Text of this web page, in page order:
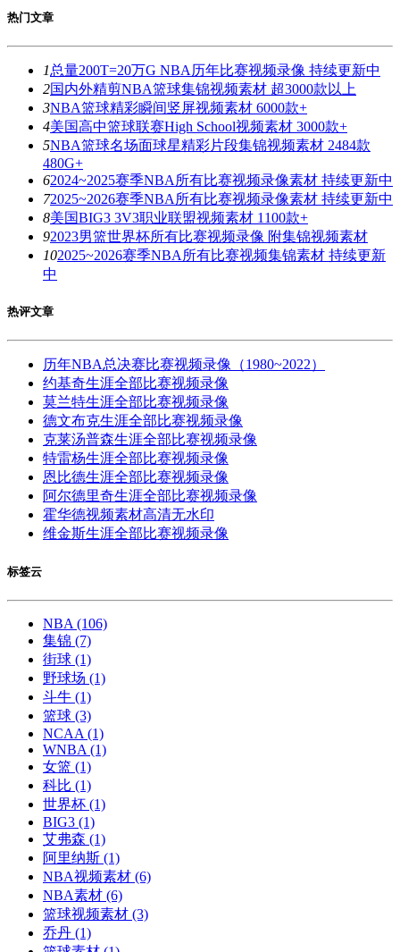
热门文章
1总量200T=20万G NBA历年比赛视频录像 持续更新中
2国内外精剪NBA篮球集锦视频素材 超3000款以上
3NBA篮球精彩瞬间竖屏视频素材 6000款+
4美国高中篮球联赛High School视频素材 3000款+
5NBA篮球名场面球星精彩片段集锦视频素材 2484款
480G+
62024~2025赛季NBA所有比赛视频录像素材 持续更新中
72025~2026赛季NBA所有比赛视频录像素材 持续更新中
8美国BIG3 3V3职业联盟视频素材 1100款+
92023男篮世界杯所有比赛视频录像 附集锦视频素材
102025~2026赛季NBA所有比赛视频集锦素材 持续更新
中
热评文章
历年NBA总决赛比赛视频录像（1980~2022）
约基奇生涯全部比赛视频录像
莫兰特生涯全部比赛视频录像
德文布克生涯全部比赛视频录像
克莱汤普森生涯全部比赛视频录像
特雷杨生涯全部比赛视频录像
恩比德生涯全部比赛视频录像
阿尔德里奇生涯全部比赛视频录像
霍华德视频素材高清无水印
维金斯生涯全部比赛视频录像
标签云
NBA (106)
集锦 (7)
街球 (1)
野球场 (1)
斗牛 (1)
篮球 (3)
NCAA (1)
WNBA (1)
女篮 (1)
科比 (1)
世界杯 (1)
BIG3 (1)
艾弗森 (1)
阿里纳斯 (1)
NBA视频素材 (6)
NBA素材 (6)
篮球视频素材 (3)
乔丹 (1)